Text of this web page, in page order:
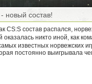
новый состав!
CS:S состав распался,
оказалась никто иной, как
известных норвежских
постоянно выигрывала